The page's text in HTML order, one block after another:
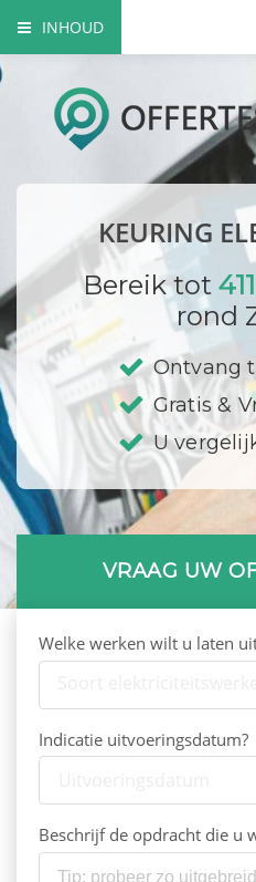
INHOUD
Wat wordt er gecontroleerd?
Wie voert de keuring uit?
Wat is een keuringsverslag?
Afgekeurd, wat nu?
Bedrijf registreren
KEURING
Bereik tot 411
rond
Ontvang
Gratis &
U
VRAAG UW
Welke werken wilt u laten
Indicatie uitvoeringsdatum?
Beschrijf de opdracht die u